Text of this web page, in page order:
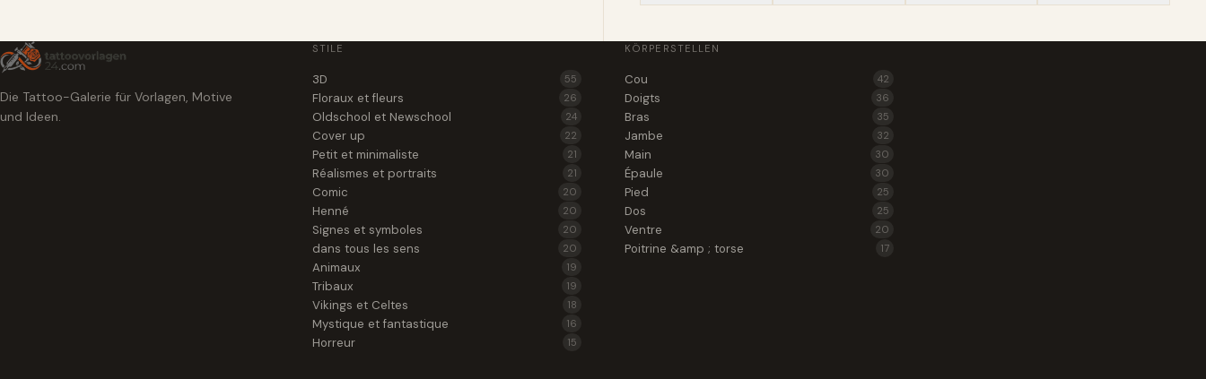
Die Tattoo-Galerie für Vorlagen, Motive
und Ideen.
STILE
3D 55
Floraux et fleurs 26
Oldschool et Newschool 24
Cover up 22
Petit et minimaliste 21
Réalismes et portraits 21
Comic 20
Henné 20
Signes et symboles 20
dans tous les sens 20
Animaux 19
Tribaux 19
Vikings et Celtes 18
Mystique et fantastique 16
Horreur 15
KÖRPERSTELLEN
Cou 42
Doigts 36
Bras 35
Jambe 32
Main 30
Épaule 30
Pied 25
Dos 25
Ventre 20
Poitrine &amp ; torse 17